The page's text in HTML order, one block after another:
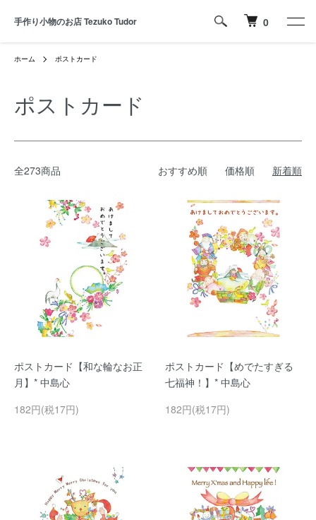
手作り小物のお店 Tezuko Tudor 0
ホーム ポストカード
ポストカード
全273商品 おすすめ順 価格順 新着順
ポストカード【和な輪なお正
月】* 中島心
182円(税17円)
ポストカード【めでたすぎる
七福神！】* 中島心
182円(税17円)